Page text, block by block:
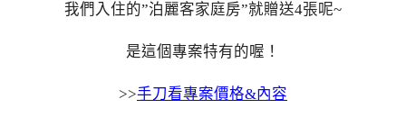
我們入住的”泊麗客家庭房”就贈送4張呢~
是這個專案特有的喔！
>>手刀看專案價格&內容